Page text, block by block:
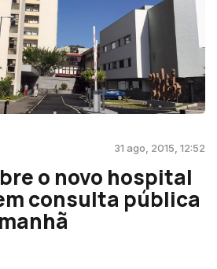
31 ago, 2015, 12:52
o novo hospital
consulta pública